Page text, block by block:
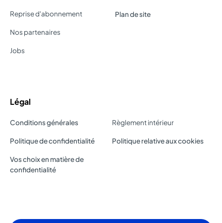
Reprise d'abonnement
Nos partenaires
Jobs
Plan de site
Légal
Conditions générales Règlement intérieur
Politique de confidentialité Politique relative aux cookies
Vos choix en matière de
confidentialité